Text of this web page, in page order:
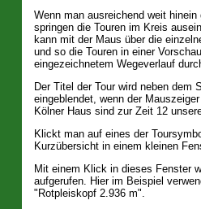
Wenn man ausreichend weit hinein
springen die Touren im Kreis
kann mit der Maus über die
und so die Touren in einer
eingezeichnetem Wegeverlauf
Der Titel der Tour wird neben dem
eingeblendet, wenn der
Kölner Haus sind zur Zeit 12
Klickt man auf eines der
Kurzübersicht in einem kleinen
Mit einem Klick in dieses Fenster
aufgerufen. Hier im Beispiel
"Rotpleiskopf 2.936 m".